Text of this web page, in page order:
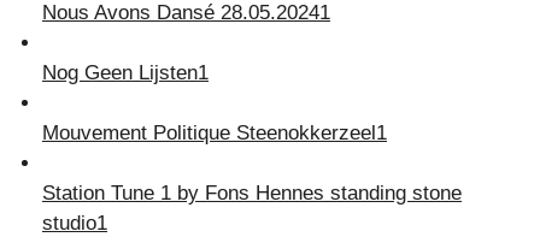
Nous Avons Dansé 28.05.20241
Nog Geen Lijsten1
Mouvement Politique Steenokkerzeel 1
Station Tune 1 by Fons Hennes standing stone
studio1